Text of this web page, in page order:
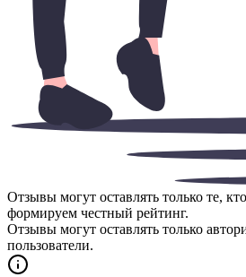
Отзывы могут оставлять только те,
формируем честный рейтинг.
Отзывы могут оставлять только
пользователи.